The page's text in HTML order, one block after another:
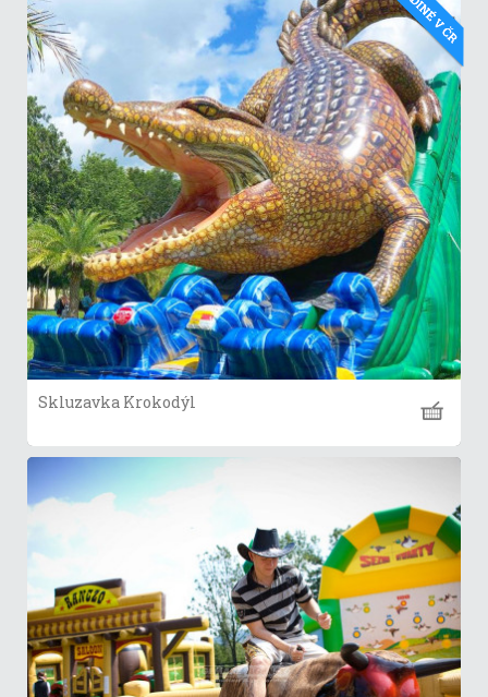
Skluzavka Krokodýl